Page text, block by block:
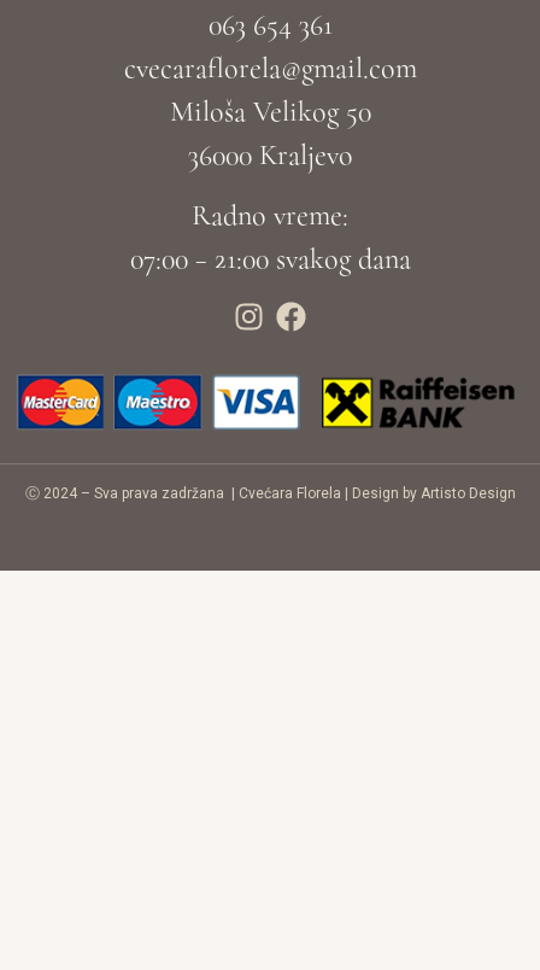
063 654 361
cvecaraflorela@gmail.com
Miloša Velikog 50
36000 Kraljevo
Radno vreme:
07:00 – 21:00 svakog dana
Ⓒ 2024 – Sva prava zadržana | Cvećara Florela Design by Artisto Design